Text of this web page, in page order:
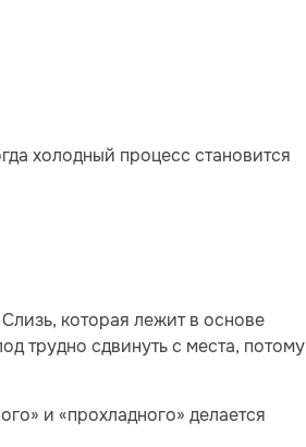
холодный процесс становится
которая лежит в основе
трудно сдвинуть с места, потому
и «прохладного» делается